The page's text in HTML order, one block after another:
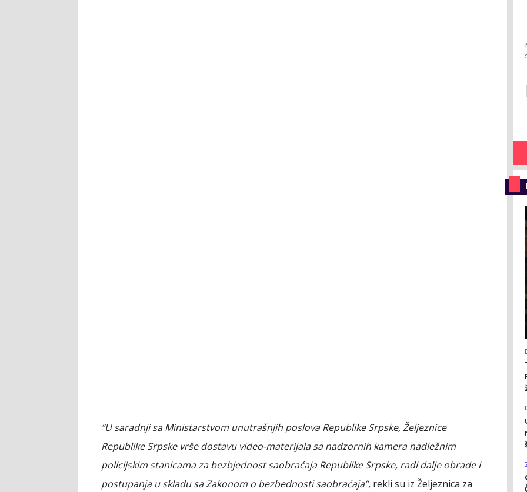
“U saradnji sa Ministarstvom unutrašnjih poslova Republike Srpske, Željeznice
Republike Srpske vrše dostavu video-materijala sa nadzornih kamera nadležnim
policijskim stanicama za bezbjednost saobraćaja Republike Srpske, radi dalje obrade i
postupanja u skladu sa Zakonom o bezbednosti saobraćaja”, rekli su iz Željeznica za